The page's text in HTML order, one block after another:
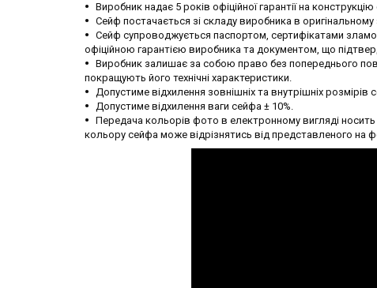
Виробник надає 5 років офіційної гарантії на
Сейф постачається зі складу виробника в
Сейф супроводжується паспортом, сертифікатами
офіційною гарантією виробника та документом, що
Виробник залишає за собою право без попереднього
покращують його технічні характеристики.
Допустиме відхилення зовнішніх та внутрішніх розмірів
Допустиме відхилення ваги сейфа ± 10%.
Передача кольорів фото в електронному вигляді
кольору сейфа може відрізнятись від представленого на